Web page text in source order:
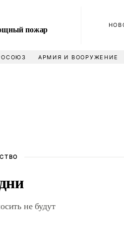
пожар
АРМИЯ И ВООРУЖЕНИЕ
не будут